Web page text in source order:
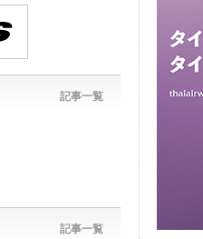
記事一覧
記事一覧